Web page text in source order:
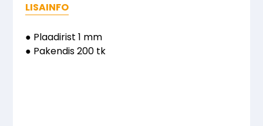
tk
LISAINFO
● Plaadirist 1 mm
● Pakendis 200 tk